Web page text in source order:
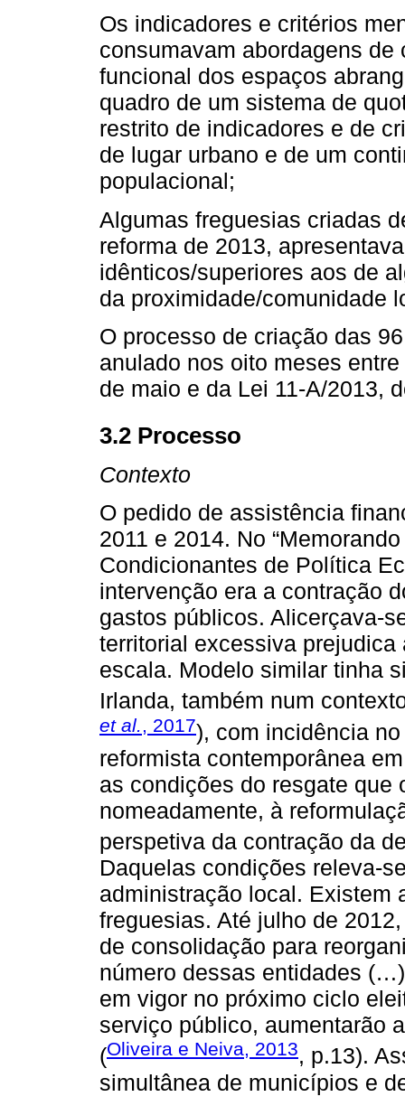
Os indicadores e critérios
consumavam abordagens
funcional dos espaços
quadro de um sistema de
restrito de indicadores e de
de lugar urbano e de um
populacional;
Algumas freguesias criadas
reforma de 2013,
idênticos/superiores aos de
da proximidade/comunidade
O processo de criação das
anulado nos oito meses
de maio e da Lei 11-A/2013,
3.2 Processo
Contexto
O pedido de assistência
2011 e 2014. No
Condicionantes de Política
intervenção era a contração
gastos públicos. Alicerçava-
territorial excessiva
escala. Modelo similar tinha
Irlanda, também num
et al. , 2017), com incidência
reformista contemporânea
as condições do resgate que
nomeadamente, à
perspetiva da contração da
Daquelas condições releva-
administração local. Existem
freguesias. Até julho de
de consolidação para
número dessas entidades
em vigor no próximo ciclo
serviço público, aumentarão
(Oliveira e Neiva, 2013, p.13).
simultânea de municípios e